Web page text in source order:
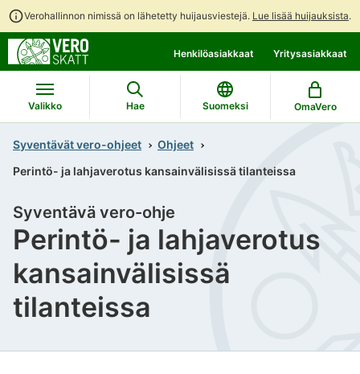
Verohallinnon nimissä on lähetetty huijausviestejä. Lue lisää huijauksista.
suoraan
sisältöön
koko
sivuston
hakuun
Henkilöasiakkaat Yritysasiakkaat
Valikko Hae Suomeksi OmaVero
Syventävät vero-ohjeet
Ohjeet
Perintö- ja lahjaverotus kansainvälisissä tilanteissa
Perintö- ja lahjaverotus
kansainvälisissä
tilanteissa
Syventävä vero-ohje